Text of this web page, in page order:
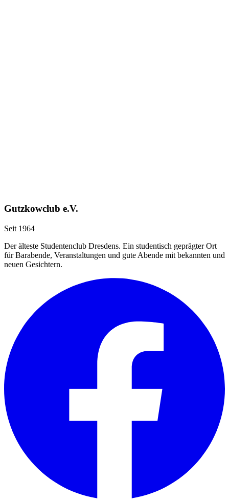
Gutzkowclub e.V.
Seit 1964
Der älteste Studentenclub Dresdens. Ein studentisch geprägter Ort
für Barabende, Veranstaltungen und gute Abende mit bekannten und
neuen Gesichtern.